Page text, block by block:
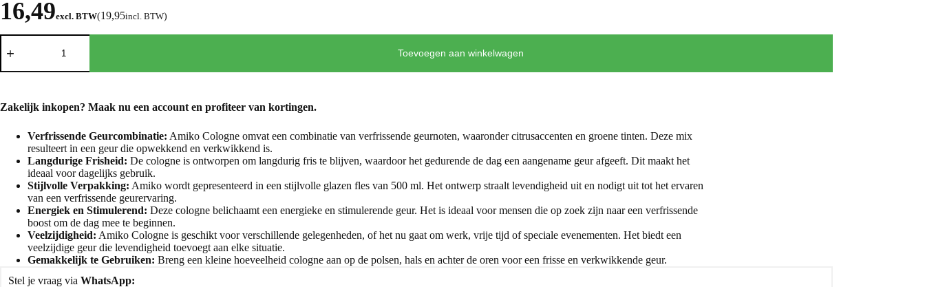
16,49excl. BTW(19,95incl. BTW)
Toevoegen aan winkelwagen
Zakelijk inkopen? Maak nu een account en profiteer van kortingen.
Verfrissende Geurcombinatie: Amiko Cologne omvat een combinatie van verfrissende geurnoten, waaronder citrusaccenten en groene tinten. Deze mix
resulteert in een geur die opwekkend en verkwikkend is.
Langdurige Frisheid: De cologne is ontworpen om langdurig fris te blijven, waardoor het gedurende de dag een aangename geur afgeeft. Dit maakt het
ideaal voor dagelijks gebruik.
Stijlvolle Verpakking: Amiko wordt gepresenteerd in een stijlvolle glazen fles van 500 ml. Het ontwerp straalt levendigheid uit en nodigt uit tot het ervaren
van een verfrissende geurervaring.
Energiek en Stimulerend: Deze cologne belichaamt een energieke en stimulerende geur. Het is ideaal voor mensen die op zoek zijn naar een verfrissende
boost om de dag mee te beginnen.
Veelzijdigheid: Amiko Cologne is geschikt voor verschillende gelegenheden, of het nu gaat om werk, vrije tijd of speciale evenementen. Het biedt een
veelzijdige geur die levendigheid toevoegt aan elke situatie.
Gemakkelijk te Gebruiken: Breng een kleine hoeveelheid cologne aan op de polsen, hals en achter de oren voor een frisse en verkwikkende geur.
Stel je vraag via WhatsApp: